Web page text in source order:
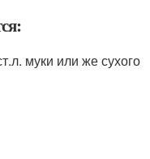
муки или же сухого